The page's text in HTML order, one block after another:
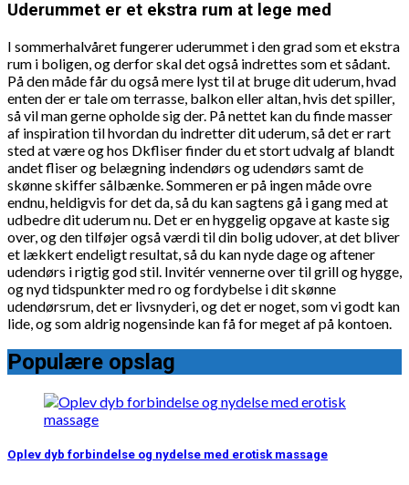
Uderummet er et ekstra rum at lege med
I sommerhalvåret fungerer uderummet i den grad som et ekstra
rum i boligen, og derfor skal det også indrettes som et sådant.
På den måde får du også mere lyst til at bruge dit uderum, hvad
enten der er tale om terrasse, balkon eller altan, hvis det spiller,
så vil man gerne opholde sig der. På nettet kan du finde masser
af inspiration til hvordan du indretter dit uderum, så det er rart
sted at være og hos Dkfliser finder du et stort udvalg af blandt
andet fliser og belægning indendørs og udendørs samt de
skønne skiffer sålbænke. Sommeren er på ingen måde ovre
endnu, heldigvis for det da, så du kan sagtens gå i gang med at
udbedre dit uderum nu. Det er en hyggelig opgave at kaste sig
over, og den tilføjer også værdi til din bolig udover, at det bliver
et lækkert endeligt resultat, så du kan nyde dage og aftener
udendørs i rigtig god stil. Invitér vennerne over til grill og hygge,
og nyd tidspunkter med ro og fordybelse i dit skønne
udendørsrum, det er livsnyderi, og det er noget, som vi godt kan
lide, og som aldrig nogensinde kan få for meget af på kontoen.
Populære opslag
Oplev dyb forbindelse og nydelse med erotisk massage